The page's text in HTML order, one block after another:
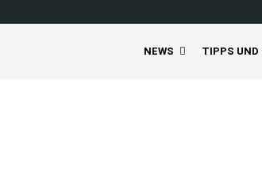
NEWS TIPPS UND